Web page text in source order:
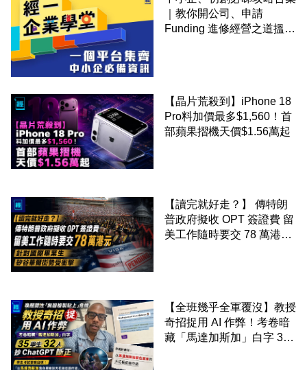
｜教你開公司、申請
Funding 進修經營之道搵大
【晶片荒殺到】iPhone 18
Pro料加價最多$1,560！首
部蘋果摺機天價$1.56萬起
【讀完就好走？】 傳特朗
普政府擬收 OPT 簽證費 留
美工作隨時要交 78 萬港元
【全班幾乎全軍覆沒】教授
奇招捉用 AI 作弊！考卷暗
藏「馬達加斯加」白字 35